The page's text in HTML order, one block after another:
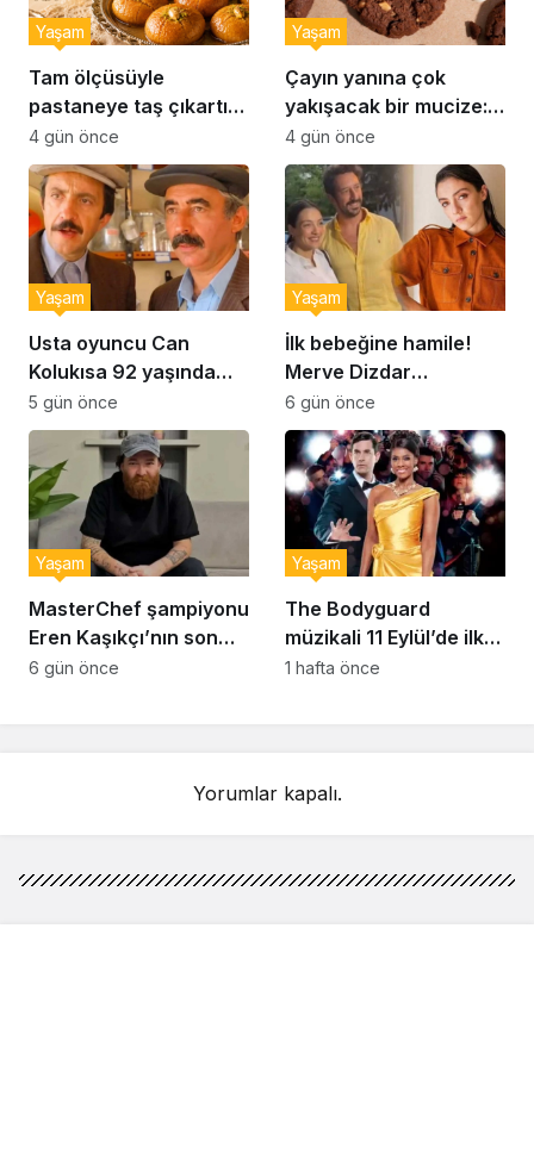
Tam ölçüsüyle
pastaneye taş çıkartır:
Şekerpare tarifi
Yaşam
4 gün önce
Çayın yanına çok
yakışacak bir mucize:
Brownie tadında ıslak
kurabiye tarifi…
Yaşam
4 gün önce
Usta oyuncu Can
Kolukısa 92 yaşında
hayatını kaybetti
Yaşam
5 gün önce
İlk bebeğine hamile!
Merve Dizdar
sessizliğini bozdu: ‘İsim
bulmak çok zor’
Yaşam
6 gün önce
MasterChef şampiyonu
Eren Kaşıkçı’nın son
anlarındaki kahreden
Yaşam
6 gün önce
The Bodyguard
müzikali 11 Eylül’de ilk
kez Türkiye’de
Yaşam
1 hafta önce
Yorumlar kapalı.